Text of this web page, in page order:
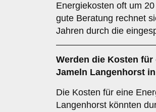
Energiekosten oft um
gute Beratung rechnet
Jahren durch die
Werden die Kosten
Jameln Langenhorst
Die Kosten für eine
Langenhorst könnten